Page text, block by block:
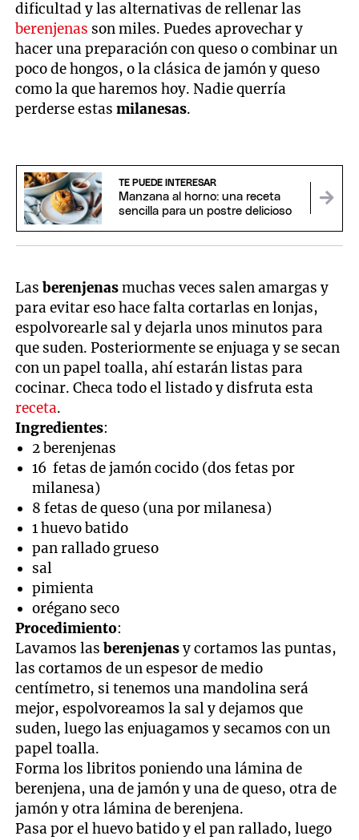
dificultad y las alternativas de rellenar las
berenjenas son miles. Puedes aprovechar y
hacer una preparación con queso o combinar un
poco de hongos, o la clásica de jamón y queso
como la que haremos hoy. Nadie querría
perderse estasmilanesas.
TE PUEDE INTERESAR
Manzana al horno: una receta
sencilla para un postre delicioso
Lasberenjenasmuchas veces salen amargas y
para evitar eso hace falta cortarlas en lonjas,
espolvorearle sal y dejarla unos minutos para
que suden. Posteriormente se enjuaga y se secan
con un papel toalla, ahí estarán listas para
cocinar. Checa todo el listado y disfruta esta
receta.
Ingredientes:
2 berenjenas
16 fetas de jamón cocido (dos fetas por
milanesa)
8 fetas de queso (una por milanesa)
1 huevo batido
pan rallado grueso
sal
pimienta
orégano seco
Procedimiento:
Lavamos lasberenjenasy cortamos las puntas,
las cortamos de un espesor de medio
centímetro, si tenemos una mandolina será
mejor, espolvoreamos la sal y dejamos que
suden, luego las enjuagamos y secamos con un
papel toalla.
Forma los libritos poniendo una lámina de
berenjena, una de jamón y una de queso, otra de
jamón y otra lámina de berenjena.
Pasa por el huevo batido y el pan rallado, luego